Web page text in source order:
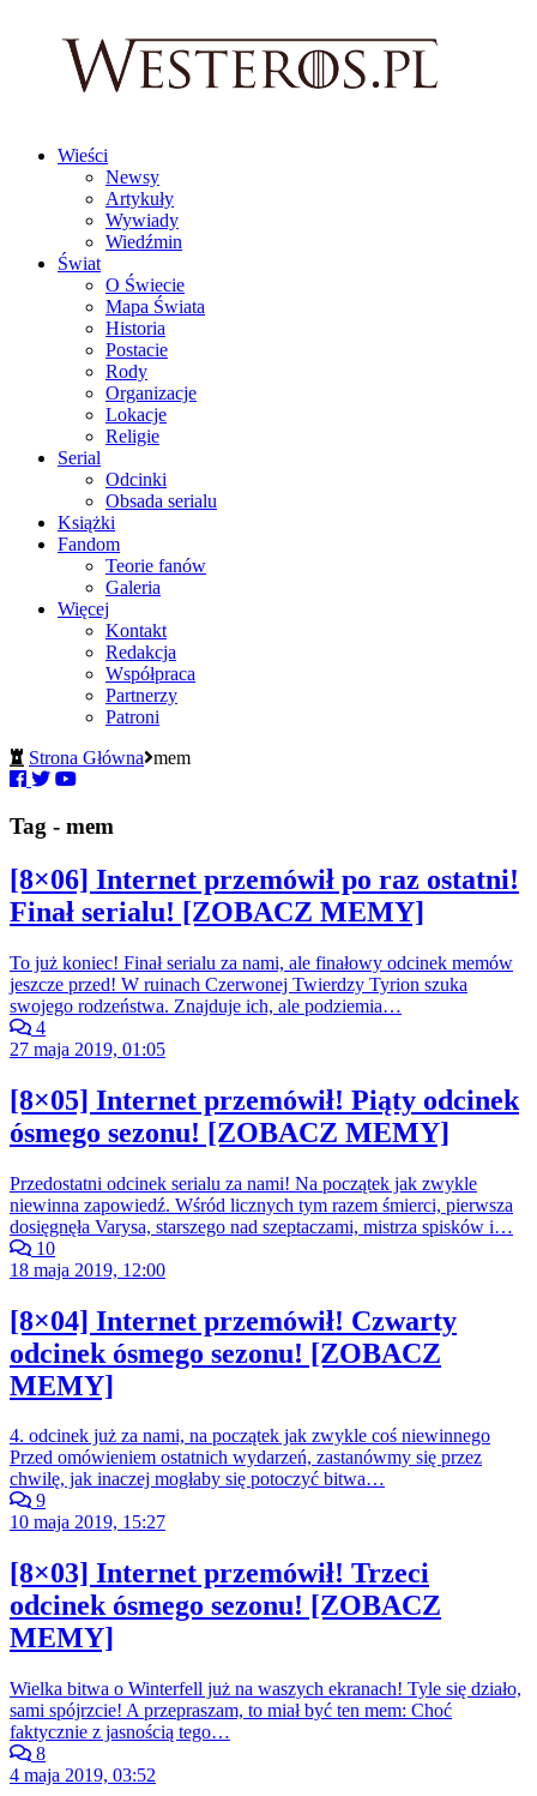
Wieści
Newsy
Artykuły
Wywiady
Wiedźmin
Świat
O Świecie
Mapa Świata
Historia
Postacie
Rody
Organizacje
Lokacje
Religie
Serial
Odcinki
Obsada serialu
Książki
Fandom
Teorie fanów
Galeria
Więcej
Kontakt
Redakcja
Współpraca
Partnerzy
Patroni
Strona Główna mem
Tag - mem
[8×06] Internet przemówił po raz ostatni!
Finał serialu! [ZOBACZ MEMY]
To już koniec! Finał serialu za nami, ale finałowy odcinek memów
jeszcze przed! W ruinach Czerwonej Twierdzy Tyrion szuka
swojego rodzeństwa. Znajduje ich, ale podziemia…
4
27 maja 2019, 01:05
[8×05] Internet przemówił! Piąty odcinek
ósmego sezonu! [ZOBACZ MEMY]
Przedostatni odcinek serialu za nami! Na początek jak zwykle
niewinna zapowiedź. Wśród licznych tym razem śmierci, pierwsza
dosięgnęła Varysa, starszego nad szeptaczami, mistrza spisków i…
10
18 maja 2019, 12:00
[8×04] Internet przemówił! Czwarty
odcinek ósmego sezonu! [ZOBACZ
MEMY]
4. odcinek już za nami, na początek jak zwykle coś niewinnego
Przed omówieniem ostatnich wydarzeń, zastanówmy się przez
chwilę, jak inaczej mogłaby się potoczyć bitwa…
9
10 maja 2019, 15:27
[8×03] Internet przemówił! Trzeci
odcinek ósmego sezonu! [ZOBACZ
MEMY]
Wielka bitwa o Winterfell już na waszych ekranach! Tyle się działo,
sami spójrzcie! A przepraszam, to miał być ten mem: Choć
faktycznie z jasnością tego…
8
4 maja 2019, 03:52